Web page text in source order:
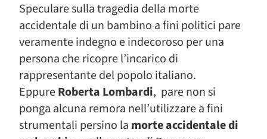
Speculare sulla tragedia della morte
accidentale di un bambino a fini politici pare
veramente indegno e indecoroso per una
persona che ricopre l’incarico di
rappresentante del popolo italiano.
EppureRoberta Lombardi, pare non si
ponga alcuna remora nell’utilizzare a fini
strumentali persino la morte accidentale di